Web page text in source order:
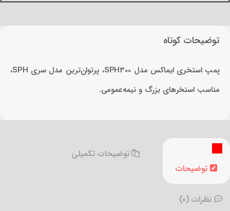
توضیحات کوتاه
پمپ استخری ایماکس مدل SPH300، پرتوان‌ترین مدل سری SPH،
مناسب استخرهای بزرگ و نیمه‌عمومی.
توضیحات
توضیحات تکمیلی
نظرات (0)